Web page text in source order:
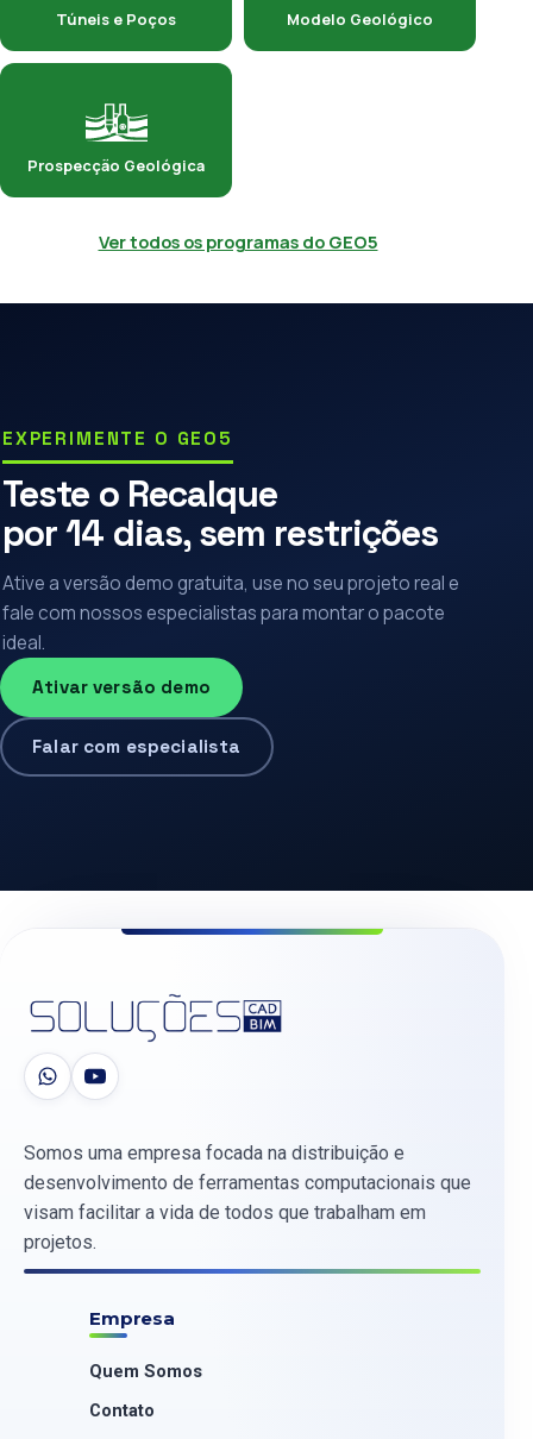
Túneis e Poços Modelo Geológico
Prospecção Geológica
Ver todos os programas do GEO5
EXPERIMENTE O GEO5
Teste o Recalque
por 14 dias, sem restrições
Ative a versão demo gratuita, use no seu projeto real e
fale com nossos especialistas para montar o pacote
ideal.
Ativar versão demo
Falar com especialista
Somos uma empresa focada na distribuição e
desenvolvimento de ferramentas computacionais que
visam facilitar a vida de todos que trabalham em
projetos.
Empresa
Quem Somos
Contato